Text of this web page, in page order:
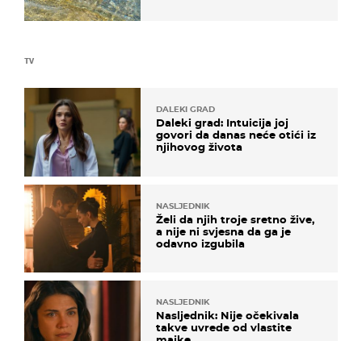
TV
DALEKI GRAD
Daleki grad: Intuicija joj
govori da danas neće otići iz
njihovog života
NASLJEDNIK
Želi da njih troje sretno žive,
a nije ni svjesna da ga je
odavno izgubila
NASLJEDNIK
Nasljednik: Nije očekivala
takve uvrede od vlastite